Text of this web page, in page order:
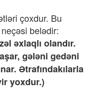
çoxdur. Bu
belədir:
əxlaqlı olandır.
gələni gedəni
Ətrafındakılarla
yoxdur.)